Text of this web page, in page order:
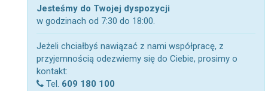
Jesteśmy do Twojej dyspozycji
w godzinach od 7:30 do 18:00.
Jeżeli chciałbyś nawiązać z nami współpracę, z
przyjemnością odezwiemy się do Ciebie, prosimy o
kontakt:
Tel. 609 180 100